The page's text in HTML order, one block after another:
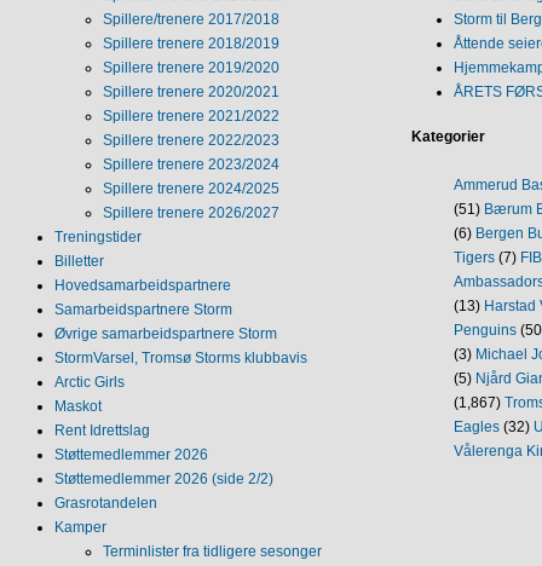
Spillere/trenere 2017/2018
Spillere trenere 2018/2019
Spillere trenere 2019/2020
Spillere trenere 2020/2021
Spillere trenere 2021/2022
Spillere trenere 2022/2023
Spillere trenere 2023/2024
Spillere trenere 2024/2025
Spillere trenere 2026/2027
Treningstider
Billetter
Hovedsamarbeidspartnere
Samarbeidspartnere Storm
Øvrige samarbeidspartnere Storm
StormVarsel, Tromsø Storms klubbavis
Arctic Girls
Maskot
Rent Idrettslag
Støttemedlemmer 2026
Støttemedlemmer 2026 (side 2/2)
Grasrotandelen
Kamper
Terminlister fra tidligere sesonger
Storm til
Åttende
ÅRETS
Kategorier
Ammerud
(51) Bærum
(6) Bergen
Tigers (7)
(13) Harstad
Penguins
(3) Michael
(5) Njård
(1,867)
Eagles (32)
Vålerenga